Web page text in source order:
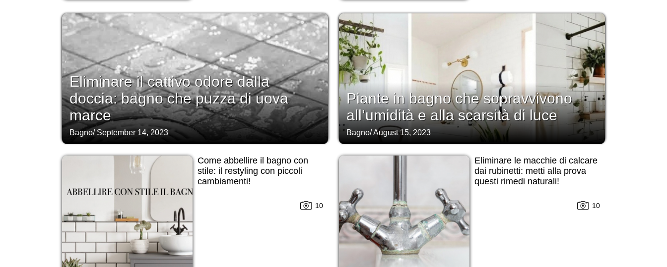
Eliminare il cattivo odore dalla
doccia: bagno che puzza di uova
marce
Bagno/September 14, 2023
Piante in bagno che sopravvivono
all’umidità e alla scarsità di luce
Bagno/August 15, 2023
Come abbellire il bagno con
stile: il restyling con piccoli
cambiamenti!
10
Eliminare le macchie di calcare
dai rubinetti: metti alla prova
questi rimedi naturali!
10